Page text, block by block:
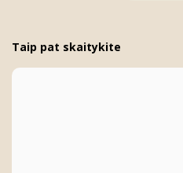
Taip pat skaitykite